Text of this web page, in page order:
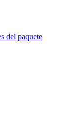
del paquete